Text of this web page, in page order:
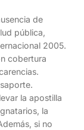
de
pública,
2005.
cobertura
la apostilla
la
si no